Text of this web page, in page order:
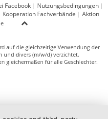
Facebook | Nutzungsbedingungen |
Kooperation Fachverbände | Aktion
auf die gleichzeitige Verwendung der
und divers (m/w/d) verzichtet.
gleichermaßen für alle Geschlechter.